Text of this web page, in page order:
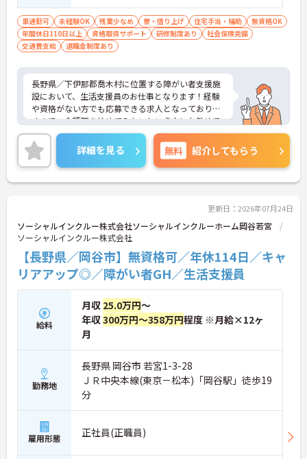
車通勤可 未経験OK 残業少なめ 寮・借り上げ 住宅手当・補助
無資格OK
年間休日110日以上
資格取得サポート 研修制度あり
社会保険完備
交通費支給
退職金制度あり
長野県／下伊那郡喬木村に位置する障がい者支援施
設において、生活支援員のお仕事となります！経験
や資格がない方でも応募できる求人となっておりま
すので、介護職を始めてみたいという方にお勧めで
す！社員寮があり、住宅手当等もあるので、安心し
て働けます♪ご興味ある方は面接ポイントをお伝え
しますので、お気軽にお問い合わせください♪
詳細を見る 無料 紹介してもらう
更新日：2026年07月24日
ソーシャルインクルー株式会社ソーシャルインクルーホーム岡谷若宮
ソーシャルインクルー株式会社
【長野県／岡谷市】無資格可／年休114日／キャ
リアアップ◎／障がい者GH／生活支援員
給料
月収 25.0万円～
年収300万円～358万円程度 ※月給×12ヶ
月
勤務地
長野県 岡谷市 若宮1-3-28
ＪＲ中央本線(東京－松本)「岡谷駅」徒歩19
分
雇用形態 正社員(正職員)